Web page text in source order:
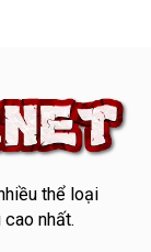
thể loại
nhất.